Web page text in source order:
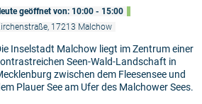
geöffnet von: 10:00 - 15:00
17213 Malchow
Inselstadt Malchow liegt im Zentrum einer
Seen-Wald-Landschaft in
zwischen dem Fleesensee und
Plauer See am Ufer des Malchower Sees.